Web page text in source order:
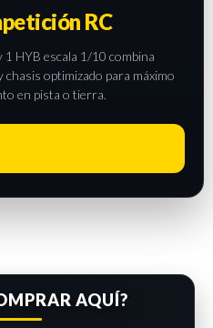
RC
1 HYB escala 1/10 combina
optimizado para máximo
en pista o tierra.
AQUÍ?